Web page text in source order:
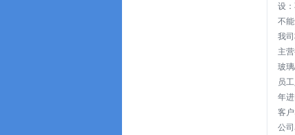
设
不
我
主
玻
员
年
客户
公